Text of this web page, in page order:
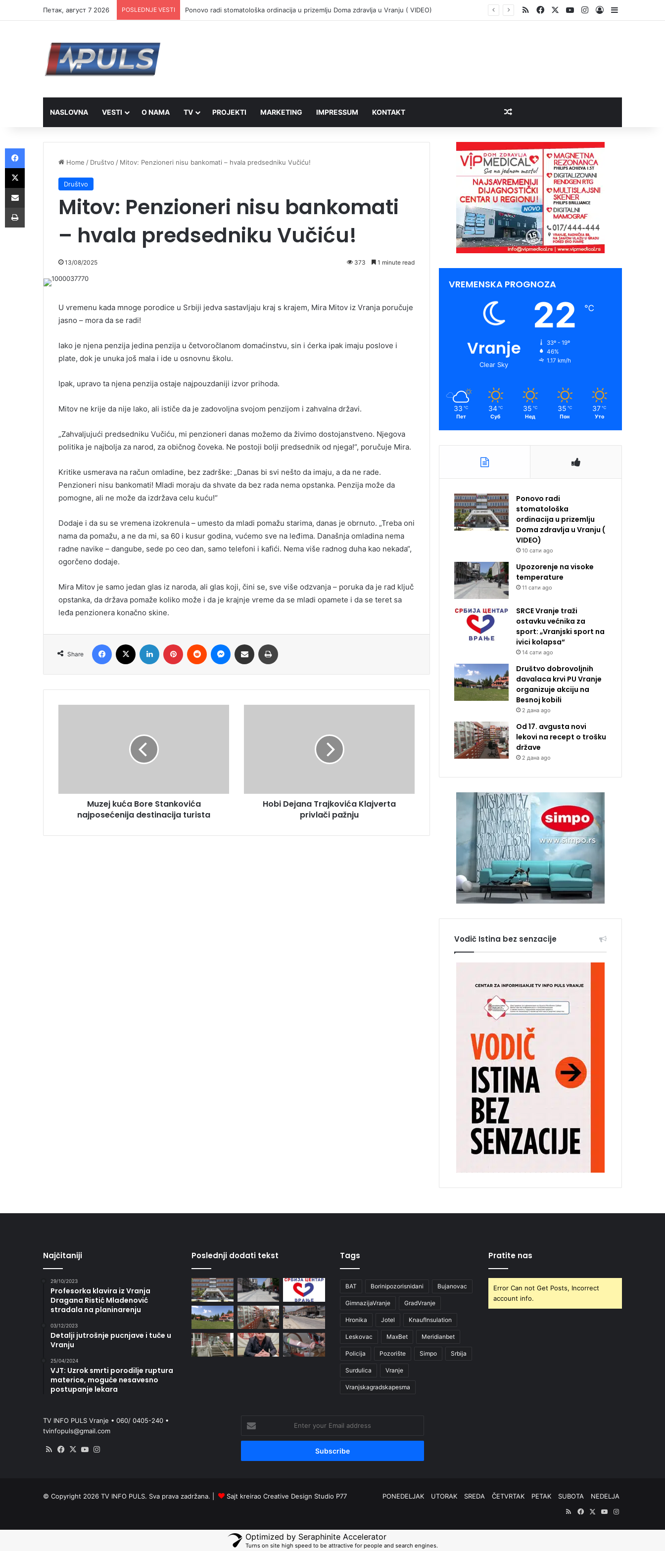
Петак, август 7 2026 POSLEDNJE VESTI Ponovo radi stomatološka ordinacija u prizemlju Doma zdravlja u Vranju ( VIDEO) RSSFacebookYouTubeInstagram
Log InSidebar
NASLOVNA VESTI O NAMA TV PROJEKTI MARKETING IMPRESSUM KONTAKT Random Article
Home / Društvo / Mitov: Penzioneri nisu bankomati – hvala predsedniku Vučiću!
Društvo
Mitov: Penzioneri nisu bankomati
– hvala predsedniku Vučiću!
13/08/2025 373 1 minute read
U vremenu kada mnoge porodice u Srbiji jedva sastavljaju kraj s krajem, Mira Mitov iz Vranja poručuje
jasno – mora da se radi!
Iako je njena penzija jedina penzija u četvoročlanom domaćinstvu, sin i ćerka ipak imaju poslove i
plate, dok je unuka još mala i ide u osnovnu školu.
Ipak, upravo ta njena penzija ostaje najpouzdaniji izvor prihoda.
Mitov ne krije da nije lako, ali ističe da je zadovoljna svojom penzijom i zahvalna državi.
„Zahvaljujući predsedniku Vučiću, mi penzioneri danas možemo da živimo dostojanstveno. Njegova
politika je najbolja za narod, za običnog čoveka. Ne postoji bolji predsednik od njega!“, poručuje Mira.
Kritike usmerava na račun omladine, bez zadrške: „Danas bi svi nešto da imaju, a da ne rade.
Penzioneri nisu bankomati! Mladi moraju da shvate da bez rada nema opstanka. Penzija može da
pomogne, ali ne može da izdržava celu kuću!“
Dodaje i da su se vremena izokrenula – umesto da mladi pomažu starima, danas je obrnuto. „Treba oni
nama da pomažu, a ne da mi, sa 60 i kusur godina, vućemo sve na leđima. Današnja omladina nema
radne navike – dangube, sede po ceo dan, samo telefoni i kafići. Nema više radnog duha kao nekada“,
ogorčeno dodaje.
Mira Mitov je samo jedan glas iz naroda, ali glas koji, čini se, sve više odzvanja – poruka da je rad ključ
opstanka, da država pomaže koliko može i da je krajnje vreme da se mladi opamete i da se teret sa
leđa penzionera konačno skine.
Share
Facebook LinkedIn Pinterest Reddit Messenger
Share via Email
Muzej kuća Bore Stankovića
najposećenija destinacija turista
Hobi Dejana Trajkovića Klajverta
privlači pažnju
VREMENSKA PROGNOZA
Vranje
Clear Sky
22 ℃
33º - 19º
46%
1.17 km/h
33 ℃
Пет
34 ℃
Суб
35 ℃
Нед
35 ℃
Пон
37 ℃
Уто
Ponovo radi
stomatološka
ordinacija u prizemlju
Doma zdravlja u Vranju (
VIDEO)
10 сати ago
Upozorenje na visoke
temperature
11 сати ago
SRCE Vranje traži
ostavku većnika za
sport: „Vranjski sport na
ivici kolapsa“
14 сати ago
Društvo dobrovoljnih
davalaca krvi PU Vranje
organizuje akciju na
Besnoj kobili
2 дана ago
Od 17. avgusta novi
lekovi na recept o trošku
države
2 дана ago
Vodič Istina bez senzacije
Najčitaniji
29/10/2023
Profesorka klavira iz Vranja
Dragana Ristić Mladenović
stradala na planinarenju
03/12/2023
Detalji jutrošnje pucnjave i tuče u
Vranju
25/04/2024
VJT: Uzrok smrti porodilje ruptura
materice, moguće nesavesno
postupanje lekara
Poslednji dodati tekst Tags
BAT Borinipozorisnidani Bujanovac
GimnazijaVranje GradVranje
Hronika Jotel KnaufInsulation
Leskovac MaxBet Meridianbet
Policija Pozorište Simpo Srbija
Surdulica Vranje
Vranjskagradskapesma
Pratite nas
Error Can not Get Posts, Incorrect
account info.
TV INFO PULS Vranje • 060/ 0405-240 •
tvinfopuls@gmail.com
RSS Facebook
X YouTube
your
Email
© Copyright 2026 TV INFO PULS. Sva prava zadržana. | Sajt kreirao Creative Design Studio P77 PONEDELJAK UTORAK SREDA ČETVRTAK PETAK SUBOTA
NEDELJA
RSSFacebook
X YouTubeInstagram
Facebook
X
Share via Email
Optimized by Seraphinite Accelerator
Turns on site high speed to be attractive for people and search engines.